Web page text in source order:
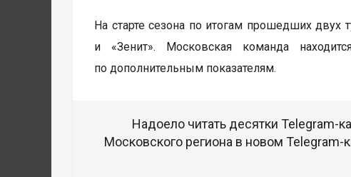
На старте сезона по итогам прошедших двух
и «Зенит». Московская команда
по дополнительным показателям.
Надоело читать десятки
Московского региона в новом